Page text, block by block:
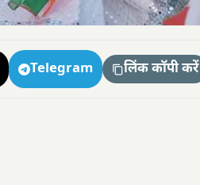
Telegram लिंक कॉपी करें